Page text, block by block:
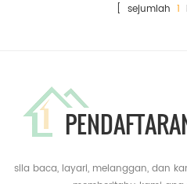
[ sejumlah 1
sila baca, layari, melanggan, dan